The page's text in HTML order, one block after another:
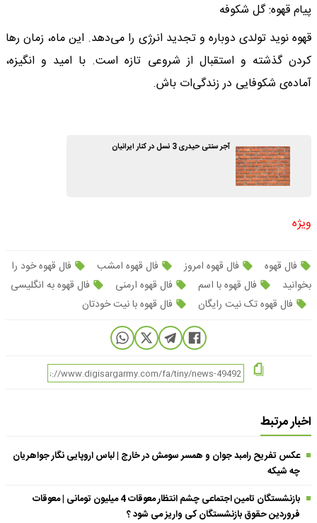
پیام قهوه: گل شکوفه
قهوه نوید تولدی دوباره و تجدید انرژی را می‌دهد. این ماه، زمان رها
کردن گذشته و استقبال از شروعی تازه است. با امید و انگیزه،
آماده‌ی شکوفایی در زندگی‌ات باش.
آجر سنتی حیدری 3 نسل در کنار ایرانیان
ویژه
فال قهوه فال قهوه امروز فال قهوه امشب
فال قهوه خود را
بخوانید
فال قهوه با اسم فال قهوه ارمنی
فال قهوه به انگلیسی
فال قهوه تک نیت رایگان
فال قهوه با نیت خودتان
اخبار مرتبط
عکس تفریح رامبد جوان و همسر سومش در خارج | لباس اروپایی نگار جواهریان
چه شیکه
بازنشستگان تامین اجتماعی چشم انتظار معوقات 4 میلیون تومانی | معوقات
فروردین حقوق بازنشستگان کی واریز می شود ؟